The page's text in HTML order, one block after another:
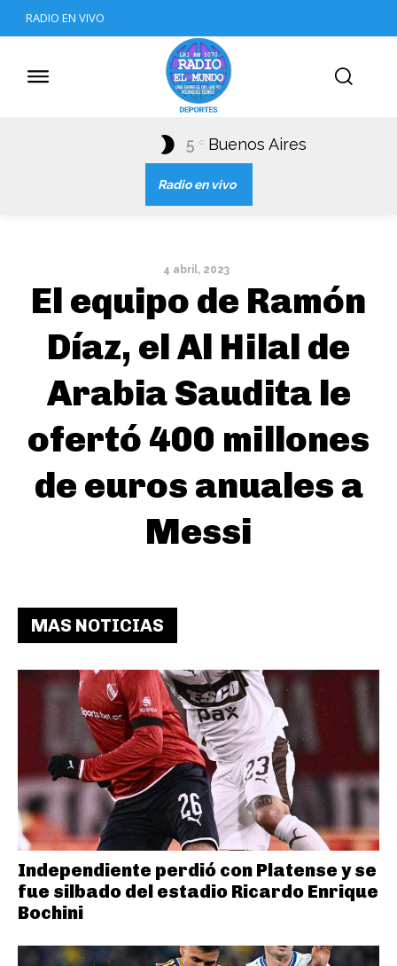
RADIO EN VIVO
5 C Buenos Aires
Radio en vivo
4 abril, 2023
El equipo de Ramón
Díaz, el Al Hilal de
Arabia Saudita le
ofertó 400 millones
de euros anuales a
Messi
MAS NOTICIAS
Independiente perdió con Platense y se
fue silbado del estadio Ricardo Enrique
Bochini